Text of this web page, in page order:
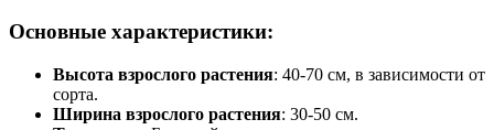
Основные характеристики:
Высота взрослого растения: 40-70 см, в зависимости от
сорта.
Ширина взрослого растения: 30-50 см.